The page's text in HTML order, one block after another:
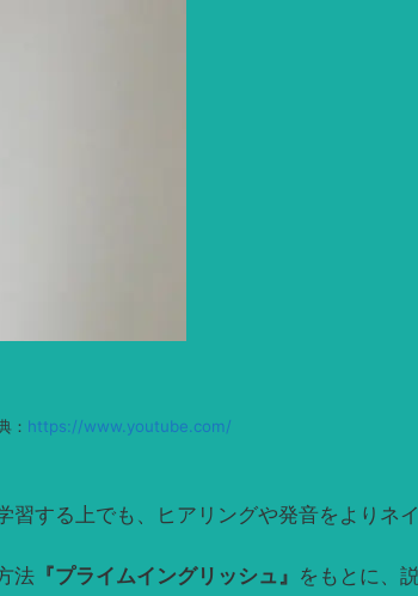
： https://www.youtube.com/
習する上でも、ヒアリングや発音をよりネ
法 『プライムイングリッシュ』 をもとに、